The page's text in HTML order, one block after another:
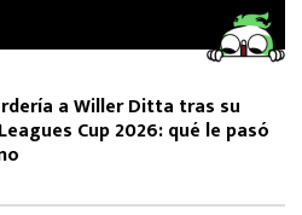
a Willer Ditta tras su
Cup 2026: qué le pasó